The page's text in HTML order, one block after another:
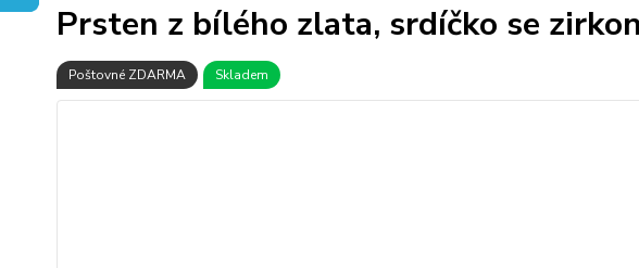
Prsten z bílého zlata, srdíčko se
Poštovné ZDARMA Skladem